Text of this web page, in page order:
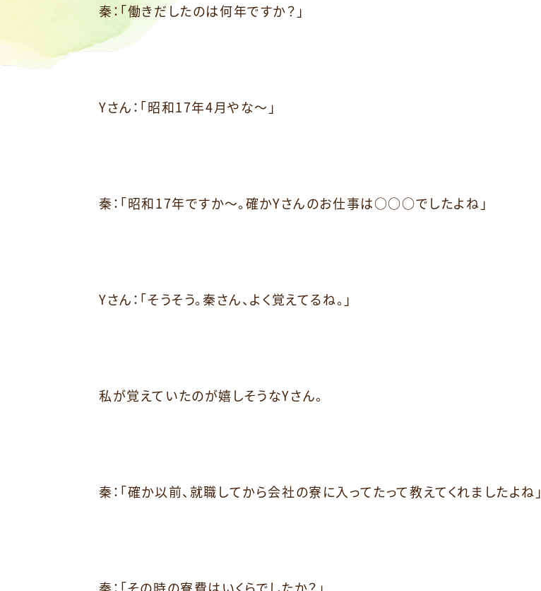
秦：「働きだしたのは何年ですか？」
Yさん：「昭和17年4月やな～」
秦：「昭和17年ですか～。確かYさんのお仕事は○○○でしたよね」
Yさん：「そうそう。秦さん、よく覚えてるね。」
私が覚えていたのが嬉しそうなYさん。
秦：「確か以前、就職してから会社の寮に入ってたって教えてくれましたよね」
秦：「その時の寮費はいくらでしたか？」